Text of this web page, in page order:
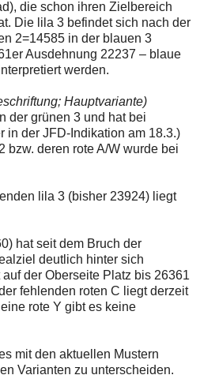
die schon ihren Zielbereich
Die lila 3 befindet sich nach der
2=14585 in der blauen 3
Ausdehnung 22237 – blaue
werden.
Hauptvariante)
der grünen 3 und hat bei
in der JFD-Indikation am 18.3.)
bzw. deren rote A/W wurde bei
lila 3 (bisher 23924) liegt
hat seit dem Bruch der
deutlich hinter sich
der Oberseite Platz bis 26361
fehlenden roten C liegt derzeit
rote Y gibt es keine
mit den aktuellen Mustern
Varianten zu unterscheiden.